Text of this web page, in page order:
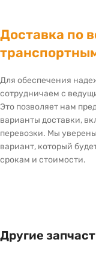
Доставка по
Для обеспечения
сотрудничаем с
Это позволяет нам
варианты доставки,
перевозки. Мы
вариант, который
срокам и стоимости.
Другие